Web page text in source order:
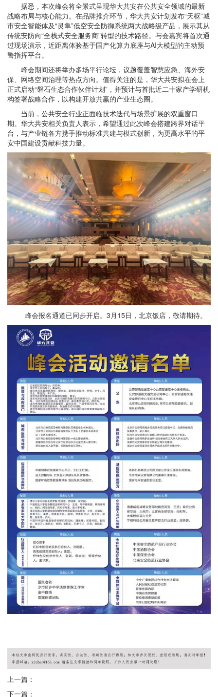
据悉，本次峰会将全景式呈现华大共安在公共安全领域的最新
战略布局与核心能力。在品牌推介环节，华大共安计划发布“天枢”城
市安全智能体及“灵隼”低空安全防御系统两大战略级产品，展示其从
传统安防向“全栈式安全服务商”转型的技术路径。与会嘉宾将首次通
过现场演示，近距离体验基于国产化算力底座与AI大模型的主动预
警指挥平台。
峰会期间还将举办多场平行论坛，议题覆盖智慧应急、海外安
保、网络空间治理等热点方向。值得关注的是，华大共安拟在会上
正式启动“磐石生态合作伙伴计划”，并预计与首批近二十家产学研机
构签署战略合作，以构建开放共赢的产业生态圈。
当前，公共安全行业正面临技术迭代与场景扩展的双重窗口
期。华大共安相关负责人表示，希望通过此次峰会搭建跨界对话平
台，与产业链各方携手推动标准共建与模式创新，为更高水平的平
安中国建设贡献科技力量。
峰会报名通道已同步开启。3月15日，北京饭店，敬请期待。
上一篇：
下一篇：